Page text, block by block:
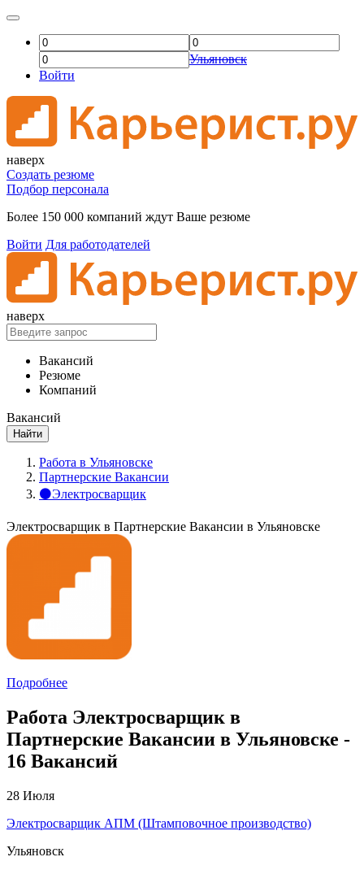
Ульяновск
Войти
наверх
Создать резюме
Подбор персонала
Более 150 000 компаний ждут Ваше резюме
Войти Для работодателей
наверх
Вакансий
Резюме
Компаний
Вакансий
Найти
Работа в Ульяновске
Партнерские Вакансии
⚫Электросварщик
Электросварщик в Партнерские Вакансии в Ульяновске
Подробнее
Работа Электросварщик в
Партнерские Вакансии в Ульяновске -
16 Вакансий
28 Июля
Электросварщик АПМ (Штамповочное производство)
Ульяновск